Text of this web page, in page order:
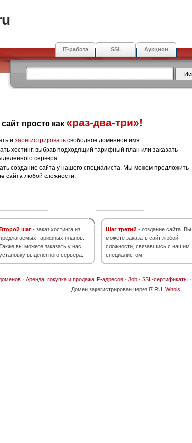
IT-работа SSL Аукцион
просто как «раз-два-три»!
и зарегистрировать свободное доменное имя.
хостинг, выбрав подходящий тарифный план или заказать
сервера.
создание сайта у нашего специалиста. Мы можем предложить
сайта любой сложности.
Второй шаг - заказ хостинга из
предлагаемых тарифных планов.
Также вы можете заказать у нас
установку выделенного сервера.
Шаг третий - создание сайта. Вы
можете заказать сайт любой
сложности, связавшись с нашим
специалистом.
· Аренда, покупка и продажа IP-адресов· Job· SSL-сертификаты·
Домен зарегистрирован через i7.RU Whois